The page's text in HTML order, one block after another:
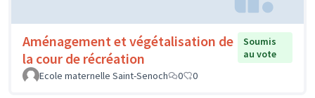
Aménagement et végétalisation de
la cour de récréation
Soumis
au vote
Ecole maternelle Saint-Senoch
0 0